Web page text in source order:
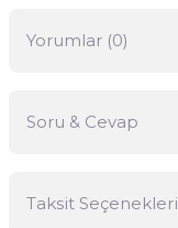
Yorumlar (0)
Soru & Cevap
Taksit Seçenekleri